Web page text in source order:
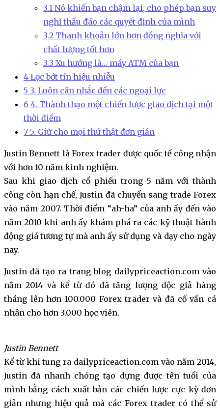
3.1 Nó khiến bạn chậm lại, cho phép bạn suy
nghĩ thấu đáo các quyết định của mình
3.2 Thanh khoản lớn hơn đồng nghĩa với
chất lượng tốt hơn
3.3 Xu hướng là… máy ATM của bạn
4 Lọc bớt tín hiệu nhiễu
5 3. Luôn cân nhắc đến các ngoại lực
6 4. Thành thạo một chiến lược giao dịch tại một
thời điểm
7 5. Giữ cho mọi thứ thật đơn giản
Justin Bennett là Forex trader được quốc tế công nhận
với hơn 10 năm kinh nghiệm.
Sau khi giao dịch cổ phiếu trong 5 năm với thành
công còn hạn chế, Justin đã chuyển sang trade Forex
vào năm 2007. Thời điểm “ah-ha” của anh ấy đến vào
năm 2010 khi anh ấy khám phá ra các kỹ thuật hành
động giá tương tự mà anh ấy sử dụng và dạy cho ngày
nay.
Justin đã tạo ra trang blog dailypriceaction.com vào
năm 2014 và kể từ đó đã tăng lượng độc giả hàng
tháng lên hơn 100.000 Forex trader và đã cố vấn cá
nhân cho hơn 3.000 học viên.
Justin Bennett
Kể từ khi tung ra dailypriceaction.com vào năm 2014,
Justin đã nhanh chóng tạo dựng được tên tuổi của
mình bằng cách xuất bản các chiến lược cực kỳ đơn
giản nhưng hiệu quả mà các Forex trader có thể sử